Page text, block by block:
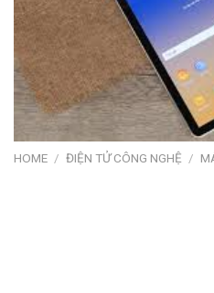
HOME / ĐIỆN TỬ CÔNG NGHỆ /